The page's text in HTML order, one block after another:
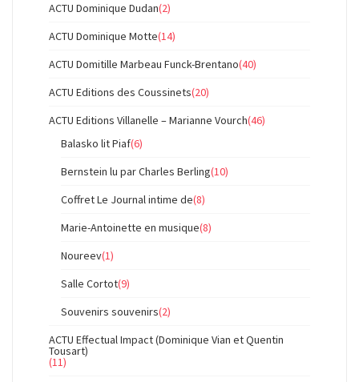
ACTU Dominique Dudan(2)
ACTU Dominique Motte(14)
ACTU Domitille Marbeau Funck-Brentano(40)
ACTU Editions des Coussinets(20)
ACTU Editions Villanelle – Marianne Vourch(46)
Balasko lit Piaf(6)
Bernstein lu par Charles Berling(10)
Coffret Le Journal intime de(8)
Marie-Antoinette en musique(8)
Noureev(1)
Salle Cortot(9)
Souvenirs souvenirs(2)
ACTU Effectual Impact (Dominique Vian et Quentin
Tousart)
(11)